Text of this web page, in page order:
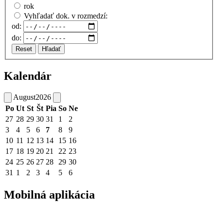
rok
Vyhľadať dok. v rozmedzí:
od:
do:
Reset Hľadať
Kalendár
August2026
Po Ut St Št Pia So Ne
27 28 29 30 31 1
2
3
4 5 6 7 8
9
10 11 12 13 14 15 16
17 18 19 20 21 22 23
24 25 26 27 28 29 30
31 1 2 3 4 5 6
Mobilná aplikácia